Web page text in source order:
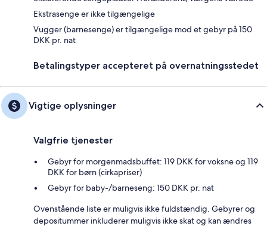
Ekstrasenge er ikke tilgængelige
Vugger (barnesenge) er tilgængelige mod et gebyr på 150
DKK pr. nat
Betalingstyper accepteret på overnatningsstedet
Vigtige oplysninger
Valgfrie tjenester
Gebyr for morgenmadsbuffet: 119 DKK for voksne og 119
DKK for børn (cirkapriser)
Gebyr for baby-/barneseng: 150 DKK pr. nat
Ovenstående liste er muligvis ikke fuldstændig. Gebyrer og
depositummer inkluderer muligvis ikke skat og kan ændres